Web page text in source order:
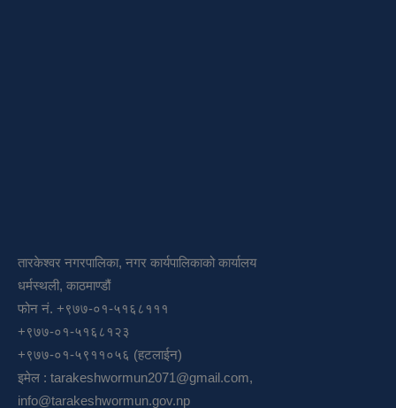
तारकेश्वर नगरपालिका, नगर कार्यपालिकाको कार्यालय
धर्मस्थली, काठमाण्डौं
फोन नं. +९७७-०१-५१६८१११
+९७७-०१-५१६८१२३
+९७७-०१-५९११०५६ (हटलाईन)
इमेल : tarakeshwormun2071@gmail.com,
info@tarakeshwormun.gov.np